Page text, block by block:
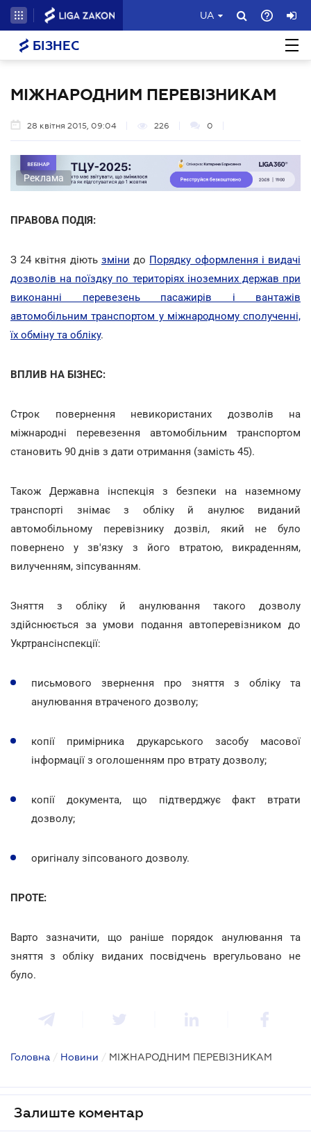
UA
БІЗНЕС
МІЖНАРОДНИМ ПЕРЕВІЗНИКАМ
28 квітня 2015, 09:04 226 0
Реклама
ПРАВОВА ПОДІЯ:
З 24 квітня діють зміни до Порядку оформлення і видачі
дозволів на поїздку по територіях іноземних держав при
виконанні перевезень пасажирів і вантажів
автомобільним транспортом у міжнародному сполученні,
їх обміну та обліку.
ВПЛИВ НА БІЗНЕС:
Строк повернення невикористаних дозволів на
міжнародні перевезення автомобільним транспортом
становить 90 днів з дати отримання (замість 45).
Також Державна інспекція з безпеки на наземному
транспорті знімає з обліку й анулює виданий
автомобільному перевізнику дозвіл, який не було
повернено у зв'язку з його втратою, викраденням,
вилученням, зіпсуванням.
Зняття з обліку й анулювання такого дозволу
здійснюється за умови подання автоперевізником до
Укртрансінспекції:
письмового звернення про зняття з обліку та
анулювання втраченого дозволу;
копії примірника друкарського засобу масової
інформації з оголошенням про втрату дозволу;
копії документа, що підтверджує факт втрати
дозволу;
оригіналу зіпсованого дозволу.
ПРОТЕ:
Варто зазначити, що раніше порядок анулювання та
зняття з обліку виданих посвідчень врегульовано не
було.
Головна / Новини / МІЖНАРОДНИМ ПЕРЕВІЗНИКАМ
Залиште коментар